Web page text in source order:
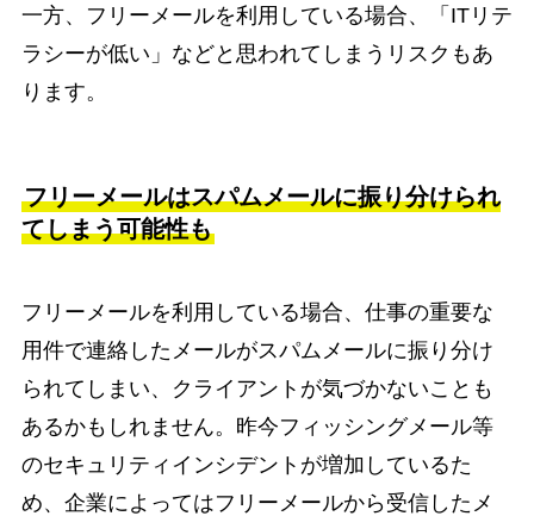
一方、フリーメールを利用している場合、「ITリテ
ラシーが低い」などと思われてしまうリスクもあ
ります。
フリーメールはスパムメールに振り分けられ
てしまう可能性も
フリーメールを利用している場合、仕事の重要な
用件で連絡したメールがスパムメールに振り分け
られてしまい、クライアントが気づかないことも
あるかもしれません。昨今フィッシングメール等
のセキュリティインシデントが増加しているた
め、企業によってはフリーメールから受信したメ